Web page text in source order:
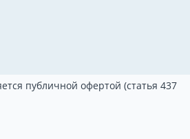
публичной офертой (статья 437